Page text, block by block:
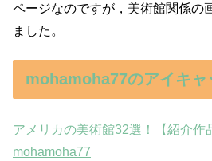
ページなのですが，美術館関係の
ました。
mohamoha77のアイキャ
アメリカの美術館32選！【紹介作
mohamoha77